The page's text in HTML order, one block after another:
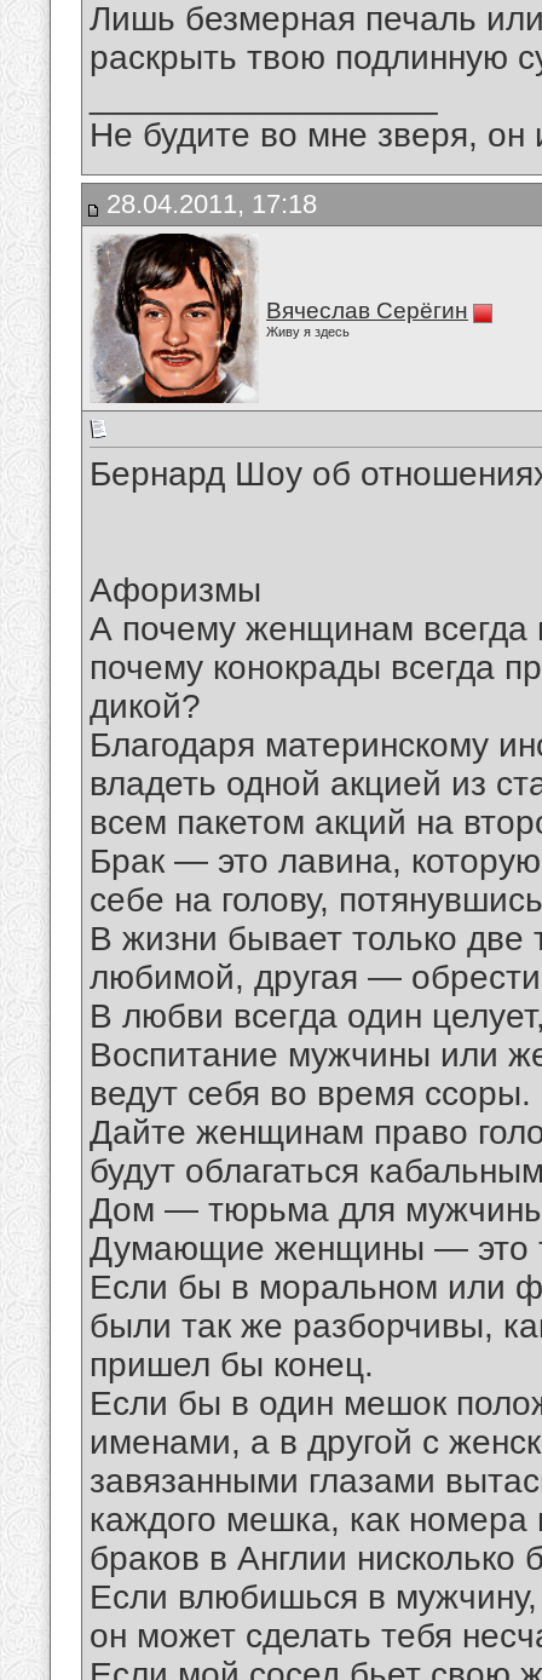
Лишь безмерная печаль
раскрыть твою подлинную
Не будите во мне зверя, он
28.04.2011, 17:18
Вячеслав Серёгин
Живу я здесь
Бернард Шоу об
Афоризмы
А почему женщинам
почему конокрады всегда
дикой?
Благодаря материнскому
владеть одной акцией из
всем пакетом акций на
Брак — это лавина,
себе на голову,
В жизни бывает только
любимой, другая —
В любви всегда один
Воспитание мужчины или
ведут себя во время ссоры.
Дайте женщинам право
будут облагаться
Дом — тюрьма для
Думающие женщины — это
Если бы в моральном или
были так же разборчивы,
пришел бы конец.
Если бы в один мешок
именами, а в другой с
завязанными глазами
каждого мешка, как номера
браков в Англии
Если влюбишься в
он может сделать тебя